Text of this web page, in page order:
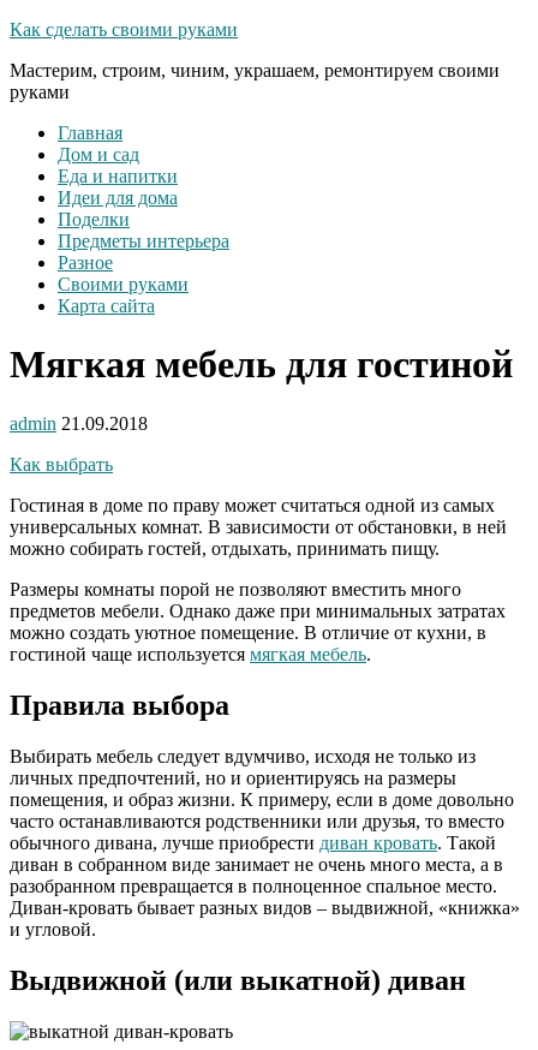
Как сделать своими руками
Мастерим, строим, чиним, украшаем, ремонтируем своими
руками
Главная
Дом и сад
Еда и напитки
Идеи для дома
Поделки
Предметы интерьера
Разное
Своими руками
Карта сайта
Мягкая мебель для гостиной
admin 21.09.2018
Как выбрать
Гостиная в доме по праву может считаться одной из самых
универсальных комнат. В зависимости от обстановки, в ней
можно собирать гостей, отдыхать, принимать пищу.
Размеры комнаты порой не позволяют вместить много
предметов мебели. Однако даже при минимальных затратах
можно создать уютное помещение. В отличие от кухни, в
гостиной чаще используется мягкая мебель.
Правила выбора
Выбирать мебель следует вдумчиво, исходя не только из
личных предпочтений, но и ориентируясь на размеры
помещения, и образ жизни. К примеру, если в доме довольно
часто останавливаются родственники или друзья, то вместо
обычного дивана, лучше приобрести диван кровать. Такой
диван в собранном виде занимает не очень много места, а в
разобранном превращается в полноценное спальное место.
Диван-кровать бывает разных видов – выдвижной, «книжка»
и угловой.
Выдвижной (или выкатной) диван